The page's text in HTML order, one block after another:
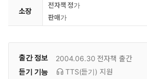
소장
전자책 정가
판매가
출간 정보 2004.06.30 전자책 출간
듣기 기능
TTS(듣기) 지원